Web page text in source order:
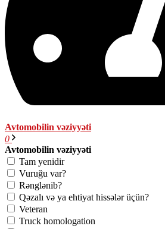
Avtomobilin vəziyyəti
0
Avtomobilin vəziyyəti
Tam yenidir
Vuruğu var?
Rənglənib?
Qəzalı və ya ehtiyat hissələr üçün?
Veteran
Truck homologation